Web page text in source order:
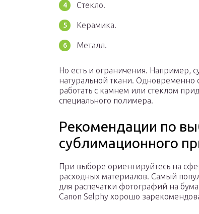
Стекло.
Керамика.
Металл.
Но есть и ограничения. Например,
натуральной ткани. Одновременно
работать с камнем или стеклом
специального полимера.
Рекомендации по
сублимационного
При выборе ориентируйтесь на
расходных материалов. Самый
для распечатки фотографий на
Canon Selphy хорошо